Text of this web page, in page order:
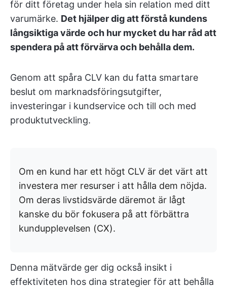
för ditt företag under hela sin relation med ditt
varumärke. Det hjälper dig att förstå kundens
långsiktiga värde och hur mycket du har råd att
spendera på att förvärva och behålla dem.
Genom att spåra CLV kan du fatta smartare
beslut om marknadsföringsutgifter,
investeringar i kundservice och till och med
produktutveckling.
Om en kund har ett högt CLV är det värt att
investera mer resurser i att hålla dem nöjda.
Om deras livstidsvärde däremot är lågt
kanske du bör fokusera på att förbättra
kundupplevelsen (CX).
Denna mätvärde ger dig också insikt i
effektiviteten hos dina strategier för att behålla